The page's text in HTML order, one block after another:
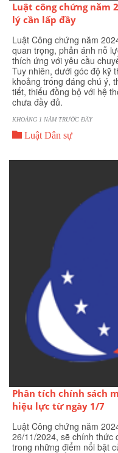
Luật công chứng năm
lý cần lấp đầy
Luật Công chứng năm
quan trọng, phản ánh nỗ
thích ứng với yêu cầu
Tuy nhiên, dưới góc độ kỹ
khoảng trống đáng chú ý,
tiết, thiếu đồng bộ với hệ
chưa đầy đủ.
KHOẢNG 1 NĂM TRƯỚC ĐÂY
 Luật Dân sự
Phân tích chính sách
hiệu lực từ ngày 1/7
Luật Công chứng năm
26/11/2024, sẽ chính thức
trong những điểm nổi bật